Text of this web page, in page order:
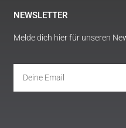
NEWSLETTER
Melde dich hier für unseren